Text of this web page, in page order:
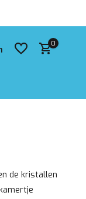
0
de kristallen